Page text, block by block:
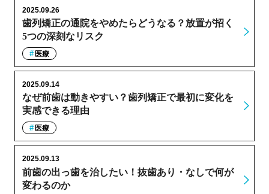
歯列矯正の通院をやめたらどうなる？放置が招く
5つの深刻なリスク
2025.09.26
医療
なぜ前歯は動きやすい？歯列矯正で最初に変化を
実感できる理由
2025.09.14
医療
前歯の出っ歯を治したい！抜歯あり・なしで何が
変わるのか
2025.09.13